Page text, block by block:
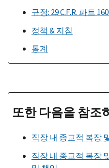
규정: 29 C.F.R. 파트
정책 & 지침
통계
또한 다음을 참조
직장 내 종교적 복장
직장 내 종교적 복장